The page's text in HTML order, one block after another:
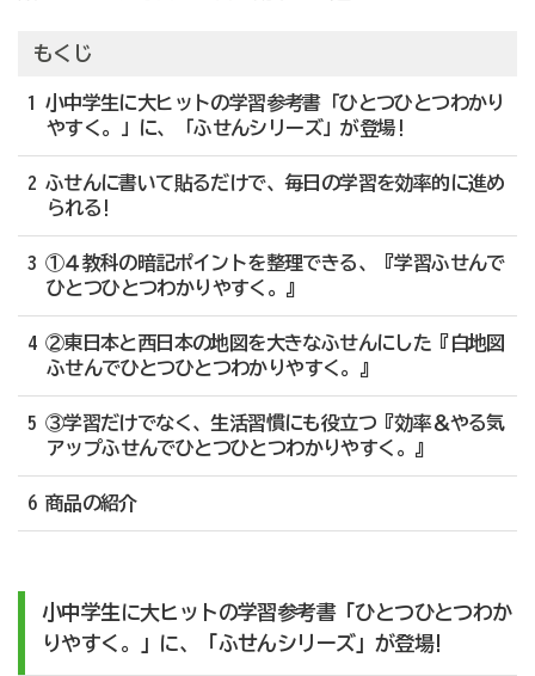
もくじ
1 小中学生に大ヒットの学習参考書「ひとつひとつわかり
やすく。」に、「ふせんシリーズ」が登場!
2 ふせんに書いて貼るだけで、毎日の学習を効率的に進め
られる!
3 ①４教科の暗記ポイントを整理できる、『学習ふせんで
ひとつひとつわかりやすく。』
4 ②東日本と西日本の地図を大きなふせんにした『白地図
ふせんでひとつひとつわかりやすく。』
5 ③学習だけでなく、生活習慣にも役立つ『効率＆やる気
アップふせんでひとつひとつわかりやすく。』
6 商品の紹介
小中学生に大ヒットの学習参考書「ひとつひとつわか
りやすく。」に、「ふせんシリーズ」が登場!